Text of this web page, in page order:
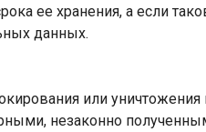
ее хранения, а если
данных.
или уничтожения
незаконно